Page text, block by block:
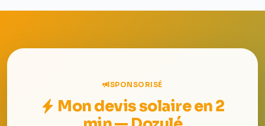
SPONSORISÉ
Mon devis solaire en 2